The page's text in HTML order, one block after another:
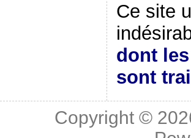
Ce site
dont
sont
Copyright ©